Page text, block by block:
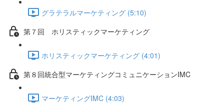
グラテラルマーケティング (5:10)
第７回 ホリスティックマーケティング
ホリスティックマーケティング (4:01)
第８回統合型マーケティングコミュニケーションIMC
マーケティングIMC (4:03)